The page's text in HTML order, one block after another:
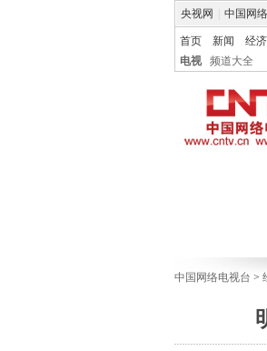
央视网 中国网
首页 新闻 经济
电视
频道大全
中国网络电视台 >